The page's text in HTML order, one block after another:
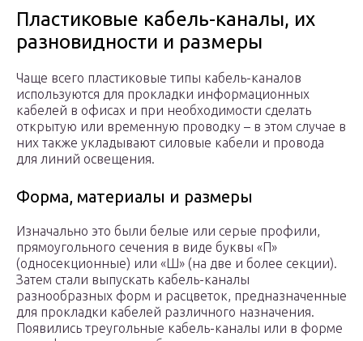
Пластиковые кабель-каналы, их
разновидности и размеры
Чаще всего пластиковые типы кабель-каналов
используются для прокладки информационных
кабелей в офисах и при необходимости сделать
открытую или временную проводку – в этом случае в
них также укладывают силовые кабели и провода
для линий освещения.
Форма, материалы и размеры
Изначально это были белые или серые профили,
прямоугольного сечения в виде буквы «П»
(односекционные) или «Ш» (на две и более секции).
Затем стали выпускать кабель-каналы
разнообразных форм и расцветок, предназначенные
для прокладки кабелей различного назначения.
Появились треугольные кабель-каналы или в форме